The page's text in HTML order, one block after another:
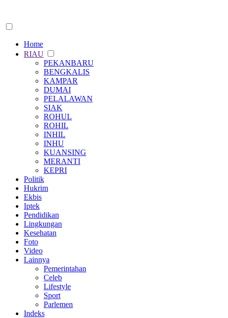
Home
RIAU
PEKANBARU
BENGKALIS
KAMPAR
DUMAI
PELALAWAN
SIAK
ROHUL
ROHIL
INHIL
INHU
KUANSING
MERANTI
KEPRI
Politik
Hukrim
Ekbis
Iptek
Pendidikan
Lingkungan
Kesehatan
Foto
Video
Lainnya
Pemerintahan
Celeb
Lifestyle
Sport
Parlemen
Indeks